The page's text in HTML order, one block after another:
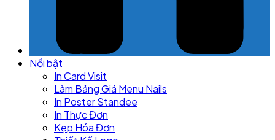
Nổi bật
In Card Visit
Làm Bảng Giá Menu Nails
In Poster Standee
In Thực Đơn
Kẹp Hóa Đơn